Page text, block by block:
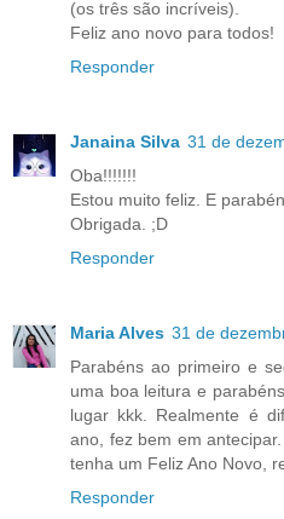
(os três são incríveis).
Feliz ano novo para todos!
Responder
Janaina Silva 31 de
Oba!!!!!!!
Estou muito feliz. E
Obrigada. ;D
Responder
Maria Alves 31 de
Parabéns ao primeiro e
uma boa leitura e
lugar kkk. Realmente é
ano, fez bem em
tenha um Feliz Ano Novo,
Responder